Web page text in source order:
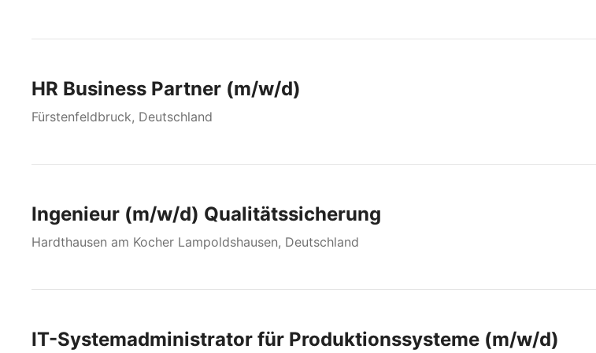
HR Business Partner (m/w/d)
Fürstenfeldbruck, Deutschland
Ingenieur (m/w/d) Qualitätssicherung
Hardthausen am Kocher Lampoldshausen, Deutschland
IT-Systemadministrator für Produktionssysteme (m/w/d)